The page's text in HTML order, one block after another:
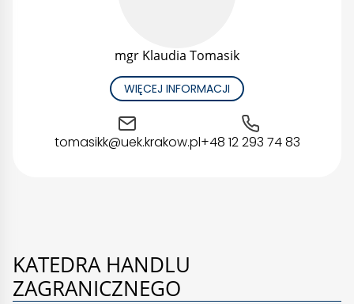
mgr Klaudia Tomasik
WIĘCEJ INFORMACJI
tomasikk@uek.krakow.pl+48 12 293 74 83
KATEDRA HANDLU
ZAGRANICZNEGO